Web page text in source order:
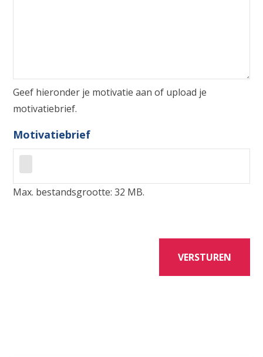
Geef hieronder je motivatie aan of upload je
motivatiebrief.
Motivatiebrief
Max. bestandsgrootte: 32 MB.
VERSTUREN